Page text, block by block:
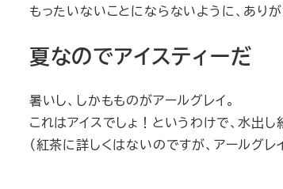
もったいないことにならないように、あり
夏なのでアイスティーだ
暑いし、しかもものがアールグレイ。
これはアイスでしょ！というわけで、水出し
（紅茶に詳しくはないのですが、アールグ